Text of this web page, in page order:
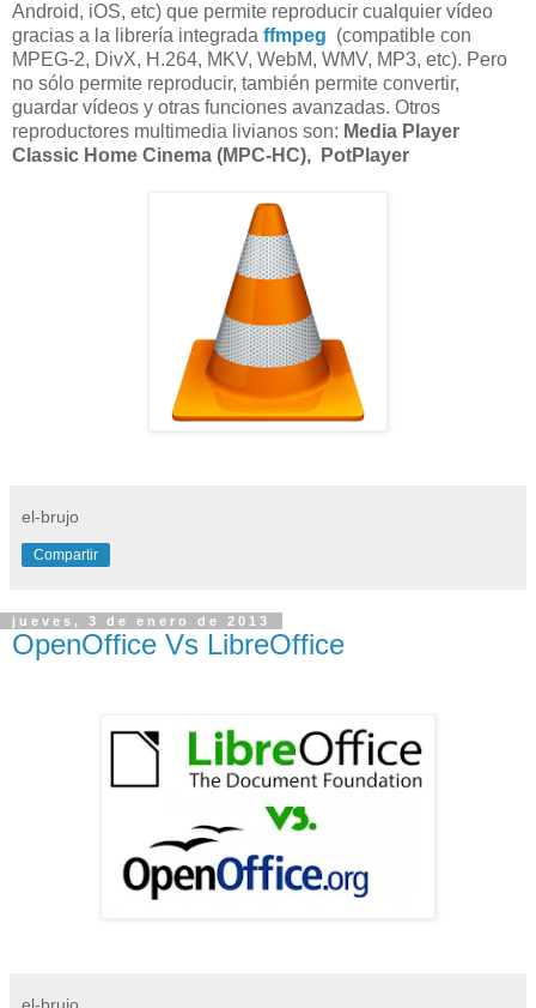
Android, iOS, etc) que permite reproducir cualquier vídeo
gracias a la librería integrada ffmpeg (compatible con
MPEG-2, DivX, H.264, MKV, WebM, WMV, MP3, etc). Pero
no sólo permite reproducir, también permite convertir,
guardar vídeos y otras funciones avanzadas. Otros
reproductores multimedia livianos son: Media Player
Classic Home Cinema (MPC-HC),
PotPlayer
el-brujo
Compartir
jueves, 3 de enero de 2013
OpenOffice Vs LibreOffice